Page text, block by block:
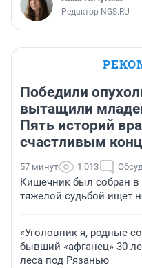
Редактор NGS.RU
Победили
вытащили
Пять историй
счастливым
57 минут 1 013
Кишечник был собран
тяжелой судьбой ищет
«Уголовник я, родные
бывший «афганец» 30
леса под Рязанью